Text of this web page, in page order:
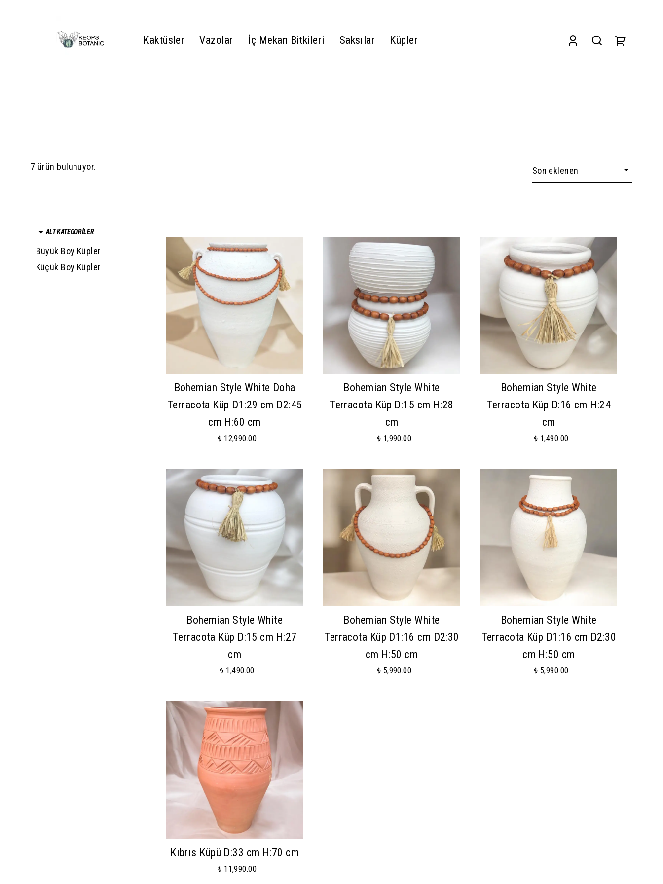
Kaktüsler Vazolar İç Mekan Bitkileri Saksılar Küpler
7 ürün bulunuyor.
ALT KATEGORİLER
Büyük Boy Küpler
Küçük Boy Küpler
Bohemian Style White Doha
Terracota Küp D1:29 cm D2:45
cm H:60 cm
₺ 12,990.00
Bohemian Style White
Terracota Küp D:15 cm H:28
cm
₺ 1,990.00
Bohemian Style White
Terracota Küp D:16 cm H:24
cm
₺ 1,490.00
Bohemian Style White
Terracota Küp D:15 cm H:27
cm
₺ 1,490.00
Bohemian Style White
Terracota Küp D1:16 cm D2:30
cm H:50 cm
₺ 5,990.00
Bohemian Style White
Terracota Küp D1:16 cm D2:30
cm H:50 cm
₺ 5,990.00
Kıbrıs Küpü D:33 cm H:70 cm
₺ 11,990.00